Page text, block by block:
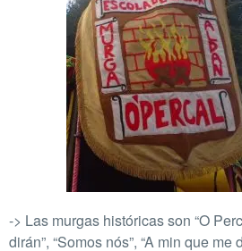
-> Las murgas históricas son “O
dirán”, “Somos nós”, “A min que me